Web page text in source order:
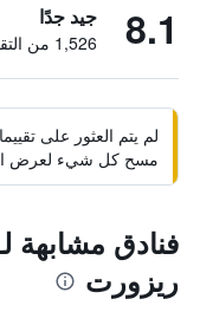
8.1 جيد جدًا
1,526 من التقييمات تم التحقق منها
لم يتم العثور على
مسح كل شيء لعرض
فنادق مشابهة
ريزورت